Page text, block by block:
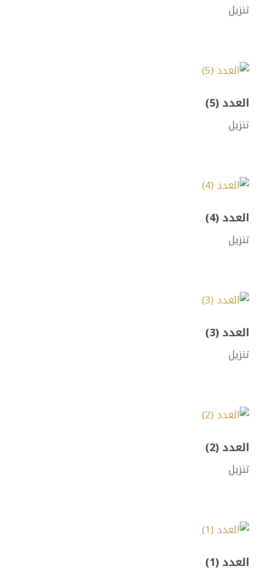
تنزيل
العدد (5)
تنزيل
العدد (4)
تنزيل
العدد (3)
تنزيل
العدد (2)
تنزيل
العدد (1)